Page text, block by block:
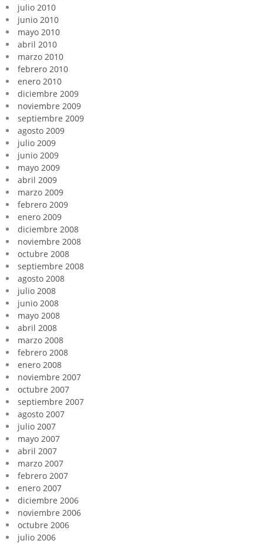
julio 2010
junio 2010
mayo 2010
abril 2010
marzo 2010
febrero 2010
enero 2010
diciembre 2009
noviembre 2009
septiembre 2009
agosto 2009
julio 2009
junio 2009
mayo 2009
abril 2009
marzo 2009
febrero 2009
enero 2009
diciembre 2008
noviembre 2008
octubre 2008
septiembre 2008
agosto 2008
julio 2008
junio 2008
mayo 2008
abril 2008
marzo 2008
febrero 2008
enero 2008
noviembre 2007
octubre 2007
septiembre 2007
agosto 2007
julio 2007
mayo 2007
abril 2007
marzo 2007
febrero 2007
enero 2007
diciembre 2006
noviembre 2006
octubre 2006
julio 2006